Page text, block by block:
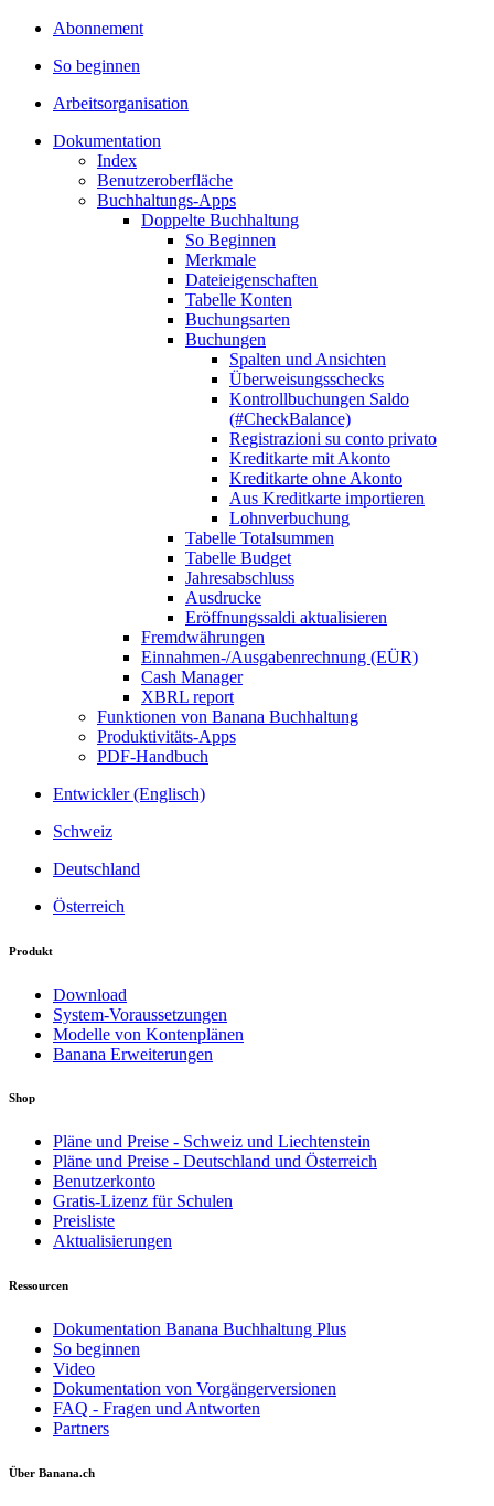
Abonnement
So beginnen
Arbeitsorganisation
Dokumentation
Index
Benutzeroberfläche
Buchhaltungs-Apps
Doppelte Buchhaltung
So Beginnen
Merkmale
Dateieigenschaften
Tabelle Konten
Buchungsarten
Buchungen
Spalten und Ansichten
Überweisungsschecks
Kontrollbuchungen Saldo
(#CheckBalance)
Registrazioni su conto privato
Kreditkarte mit Akonto
Kreditkarte ohne Akonto
Aus Kreditkarte importieren
Lohnverbuchung
Tabelle Totalsummen
Tabelle Budget
Jahresabschluss
Ausdrucke
Eröffnungssaldi aktualisieren
Fremdwährungen
Einnahmen-/Ausgabenrechnung (EÜR)
Cash Manager
XBRL report
Funktionen von Banana Buchhaltung
Produktivitäts-Apps
PDF-Handbuch
Entwickler (Englisch)
Schweiz
Deutschland
Österreich
Produkt
Download
System-Voraussetzungen
Modelle von Kontenplänen
Banana Erweiterungen
Shop
Pläne und Preise - Schweiz und Liechtenstein
Pläne und Preise - Deutschland und Österreich
Benutzerkonto
Gratis-Lizenz für Schulen
Preisliste
Aktualisierungen
Ressourcen
Dokumentation Banana Buchhaltung Plus
So beginnen
Video
Dokumentation von Vorgängerversionen
FAQ - Fragen und Antworten
Partners
Über Banana.ch